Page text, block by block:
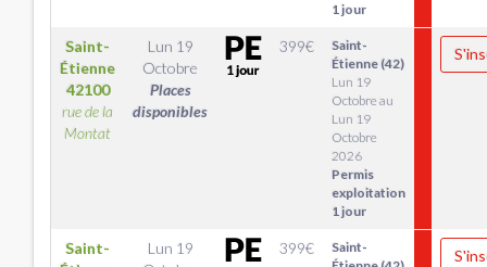
1 jour
Saint-
Étienne
42100
rue de la
Montat
Lun 19
Octobre
Places
disponibles
399€
Saint-
Étienne (42)
Lun 19
Octobre au
Lun 19
Octobre
2026
Permis
exploitation
1 jour
Saint-
Lun 19
399€
Saint-